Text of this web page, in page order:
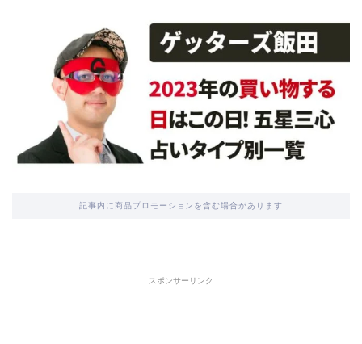
記事内に商品プロモーションを含む場合があります
スポンサーリンク